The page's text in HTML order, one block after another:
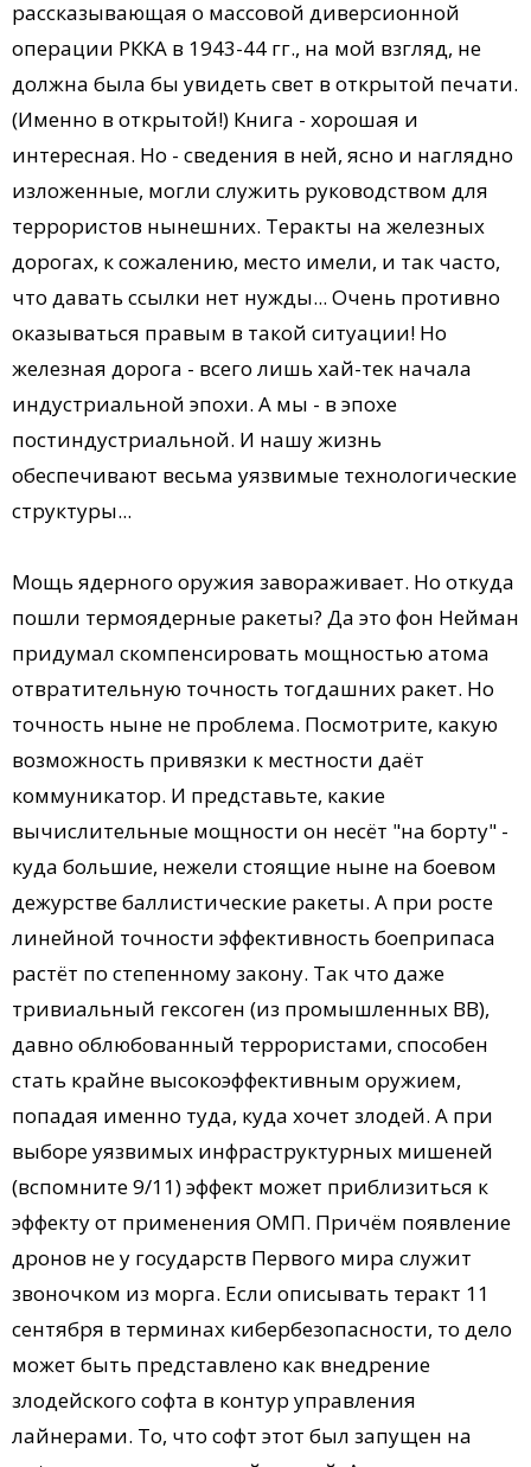
рассказывающая о массовой диверсионной
операции РККА в 1943-44 гг., на мой взгляд, не
должна была бы увидеть свет в открытой печати.
(Именно в открытой!) Книга - хорошая и
интересная. Но - сведения в ней, ясно и наглядно
изложенные, могли служить руководством для
террористов нынешних. Теракты на железных
дорогах, к сожалению, место имели, и так часто,
что давать ссылки нет нужды... Очень противно
оказываться правым в такой ситуации! Но
железная дорога - всего лишь хай-тек начала
индустриальной эпохи. А мы - в эпохе
постиндустриальной. И нашу жизнь
обеспечивают весьма уязвимые технологические
структуры...
Мощь ядерного оружия завораживает. Но откуда
пошли термоядерные ракеты? Да это фон Нейман
придумал скомпенсировать мощностью атома
отвратительную точность тогдашних ракет. Но
точность ныне не проблема. Посмотрите, какую
возможность привязки к местности даёт
коммуникатор. И представьте, какие
вычислительные мощности он несёт "на борту" -
куда большие, нежели стоящие ныне на боевом
дежурстве баллистические ракеты. А при росте
линейной точности эффективность боеприпаса
растёт по степенному закону. Так что даже
тривиальный гексоген (из промышленных ВВ),
давно облюбованный террористами, способен
стать крайне высокоэффективным оружием,
попадая именно туда, куда хочет злодей. А при
выборе уязвимых инфраструктурных мишеней
(вспомните 9/11) эффект может приблизиться к
эффекту от применения ОМП. Причём появление
дронов не у государств Первого мира служит
звоночком из морга. Если описывать теракт 11
сентября в терминах кибербезопасности, то дело
может быть представлено как внедрение
злодейского софта в контур управления
лайнерами. То, что софт этот был запущен на